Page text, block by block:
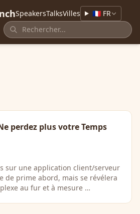
SpeakersTalksVilles 🇫🇷 FR
perdez plus votre Temps
sur une application client/serveur
de prime abord, mais se révélera
au fur et à mesure …